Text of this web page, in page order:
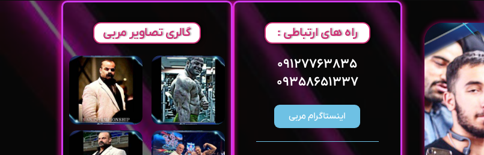
راه های ارتباطی :
۰۹۱۲۷۷۶۳۸۳۵
۰۹۳۵۸۶۵۱۳۳۷
اینستاگرام مربی
گالری تصاویر مربی